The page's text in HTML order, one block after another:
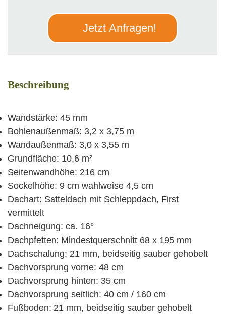
Jetzt Anfragen!
Beschreibung
Wandstärke: 45 mm
Bohlenaußenmaß: 3,2 x 3,75 m
Wandaußenmaß: 3,0 x 3,55 m
Grundfläche: 10,6 m²
Seitenwandhöhe: 216 cm
Sockelhöhe: 9 cm wahlweise 4,5 cm
Dachart: Satteldach mit Schleppdach, First
vermittelt
Dachneigung: ca. 16°
Dachpfetten: Mindestquerschnitt 68 x 195 mm
Dachschalung: 21 mm, beidseitig sauber gehobelt
Dachvorsprung vorne: 48 cm
Dachvorsprung hinten: 35 cm
Dachvorsprung seitlich: 40 cm / 160 cm
Fußboden: 21 mm, beidseitig sauber gehobelt